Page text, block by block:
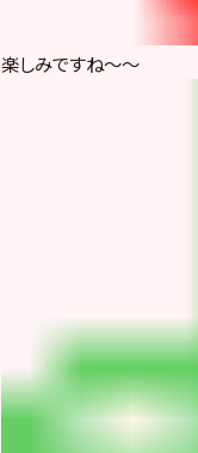
楽しみですね～～